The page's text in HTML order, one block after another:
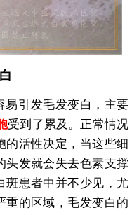
易引发毛发变白，主要
受到了累及。正常情况
的活性决定，当这些细
头发就会失去色素支撑
斑患者中并不少见，尤
重的区域，毛发变白的